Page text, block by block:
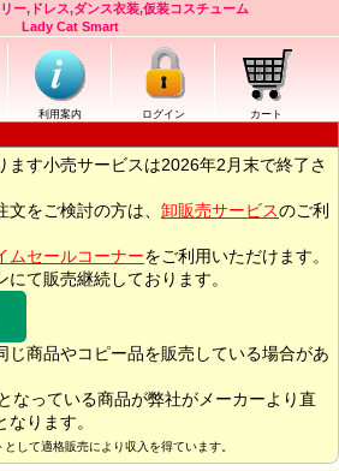
ー,ドレス,ダンス衣装,仮装コスチューム
Lady Cat Smart
利用案内 ログイン カート
ます小売サービスは2026年2月末で終了さ
をご検討の方は、 卸販売サービスのご利
ムセールコーナーをご利用いただけます。
て販売継続しております。
じ商品やコピー品を販売している場合があ
となっている商品が弊社がメーカーより直
ります。
して適格販売により収入を得ています。